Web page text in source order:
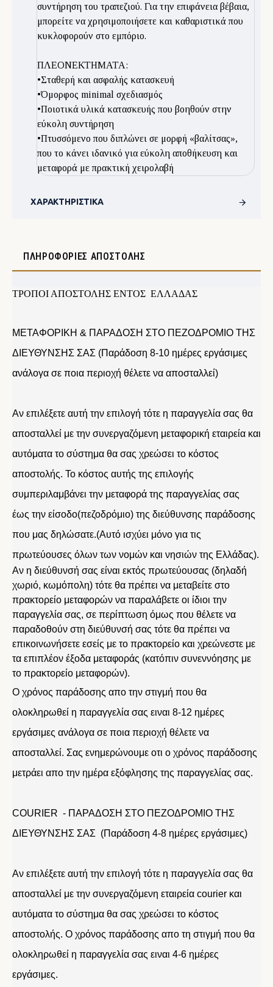
συντήρηση του τραπεζιού. Για την επιφάνεια βέβαια,
μπορείτε να χρησιμοποιήσετε και καθαριστικά που
κυκλοφορούν στο εμπόριο.
ΠΛΕΟΝΕΚΤΗΜΑΤΑ:
•Σταθερή και ασφαλής κατασκευή
•Όμορφος minimal σχεδιασμός
•Ποιοτικά υλικά κατασκευής που βοηθούν στην
εύκολη συντήρηση
•Πτυσσόμενο που διπλώνει σε μορφή «βαλίτσας»,
που το κάνει ιδανικό για εύκολη αποθήκευση και
μεταφορά με πρακτική χειρολαβή
ΧΑΡΑΚΤΗΡΙΣΤΙΚΆ
ΠΛΗΡΟΦΟΡΊΕΣ ΑΠΟΣΤΟΛΉΣ
ΤΡΟΠΟΙ ΑΠΟΣΤΟΛΗΣ ΕΝΤΟΣ ΕΛΛΑΔΑΣ
ΜΕΤΑΦΟΡΙΚΗ & ΠΑΡΑΔΟΣΗ ΣΤΟ ΠΕΖΟΔΡΟΜΙΟ ΤΗΣ
ΔΙΕΥΘΥΝΣΗΣ ΣΑΣ (Παράδοση 8-10 ημέρες εργάσιμες
ανάλογα σε ποια περιοχή θέλετε να αποσταλλεί)
Αν επιλέξετε αυτή την επιλογή τότε η παραγγελία σας θα
αποσταλλεί με την συνεργαζόμενη μεταφορική εταιρεία και
αυτόματα το σύστημα θα σας χρεώσει το κόστος
αποστολής. Το κόστος αυτής της επιλογής
συμπεριλαμβάνει την μεταφορά της παραγγελίας σας
έως την είσοδο(πεζοδρόμιο) της διεύθυνσης παράδοσης
που μας δηλώσατε.(Αυτό ισχύει μόνο για τις
πρωτεύουσες όλων των νομών και νησιών της Ελλάδας).
Αν η διεύθυνσή σας είναι εκτός πρωτεύουσας (δηλαδή
χωριό, κωμόπολη) τότε θα πρέπει να μεταβείτε στο
πρακτορείο μεταφορών να παραλάβετε οι ίδιοι την
παραγγελία σας, σε περίπτωση όμως που θέλετε να
παραδοθούν στη διεύθυνσή σας τότε θα πρέπει να
επικοινωνήσετε εσείς με το πρακτορείο και χρεώνεστε με
τα επιπλέον έξοδα μεταφοράς (κατόπιν συνεννόησης με
το πρακτορείο μεταφορών).
Ο χρόνος παράδοσης απο την στιγμή που θα
ολοκληρωθεί η παραγγελία σας ειναι 8-12 ημέρες
εργάσιμες ανάλογα σε ποια περιοχή θέλετε να
αποσταλλεί. Σας ενημερώνουμε οτι ο χρόνος παράδοσης
μετράει απο την ημέρα εξόφλησης της παραγγελίας σας.
COURIER - ΠΑΡΑΔΟΣΗ ΣΤΟ ΠΕΖΟΔΡΟΜΙΟ ΤΗΣ
ΔΙΕΥΘΥΝΣΗΣ ΣΑΣ (Παράδοση 4-8 ημέρες εργάσιμες)
Αν επιλέξετε αυτή την επιλογή τότε η παραγγελία σας θα
αποσταλλεί με την συνεργαζόμενη εταιρεία courier και
αυτόματα το σύστημα θα σας χρεώσει το κόστος
αποστολής. Ο χρόνος παράδοσης απο τη στιγμή που θα
ολοκληρωθεί η παραγγελία σας ειναι 4-6 ημέρες
εργάσιμες.